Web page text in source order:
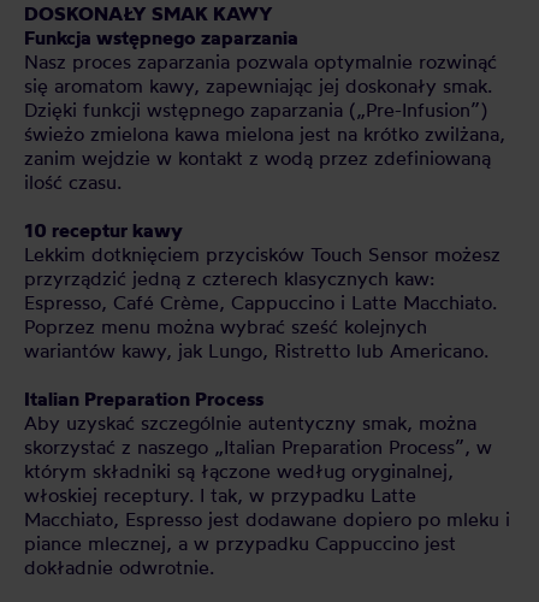
DOSKONAŁY SMAK KAWY
Funkcja wstępnego zaparzania
Nasz proces zaparzania pozwala optymalnie rozwinąć
się aromatom kawy, zapewniając jej doskonały smak.
Dzięki funkcji wstępnego zaparzania („Pre-Infusion”)
świeżo zmielona kawa mielona jest na krótko zwilżana,
zanim wejdzie w kontakt z wodą przez zdefiniowaną
ilość czasu.
10 receptur kawy
Lekkim dotknięciem przycisków Touch Sensor możesz
przyrządzić jedną z czterech klasycznych kaw:
Espresso, Café Crème, Cappuccino i Latte Macchiato.
Poprzez menu można wybrać sześć kolejnych
wariantów kawy, jak Lungo, Ristretto lub Americano.
Italian Preparation Process
Aby uzyskać szczególnie autentyczny smak, można
skorzystać z naszego „Italian Preparation Process”, w
którym składniki są łączone według oryginalnej,
włoskiej receptury. I tak, w przypadku Latte
Macchiato, Espresso jest dodawane dopiero po mleku i
piance mlecznej, a w przypadku Cappuccino jest
dokładnie odwrotnie.